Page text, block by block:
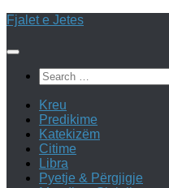
Skip
content
Fjalet e Jetes
Search
for:
Kreu
Predikime
Katekizëm
Citime
Libra
Pyetje & Përgjigje